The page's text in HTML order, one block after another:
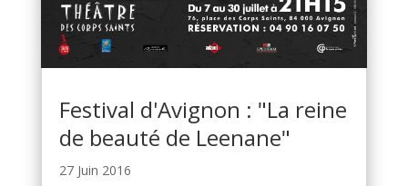
Festival d'Avignon : "La reine
de beauté de Leenane"
27 Juin 2016